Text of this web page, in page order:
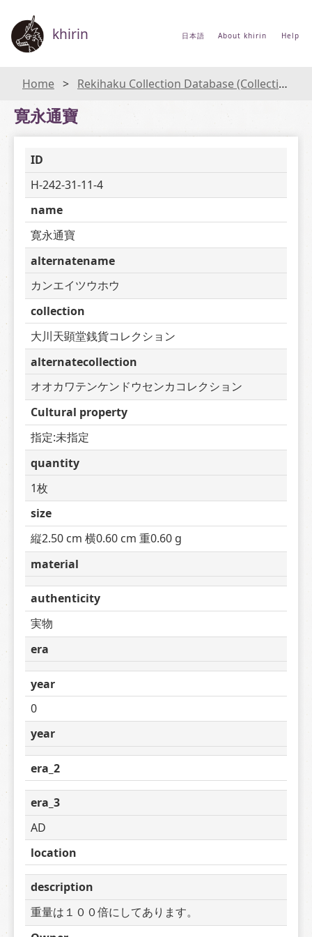
khirin 日本語 About khirin Help
Home Rekihaku Collection Database (Collections Database of the National Museum of Japanese History)
寛永通寶
ID
H-242-31-11-4
name
寛永通寶
alternatename
カンエイツウホウ
collection
大川天顕堂銭貨コレクション
alternatecollection
オオカワテンケンドウセンカコレクション
Cultural property
指定:未指定
quantity
1枚
size
縦2.50 cm 横0.60 cm 重0.60 g
material
authenticity
実物
era
year
0
year
era_2
era_3
AD
location
description
重量は１００倍にしてあります。